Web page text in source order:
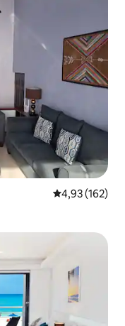
Évaluation
4,93 (162)